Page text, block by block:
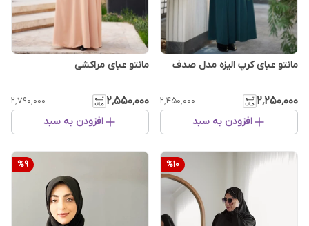
مانتو عبای کرپ الیزه مدل صدف
۲٬۲۵۰٬۰۰۰ ۲٬۴۵۰٬۰۰۰
افزودن به سبد
مانتو عبای مراکشی
۲٬۵۵۰٬۰۰۰ ۲٬۷۹۰٬۰۰۰
افزودن به سبد
%10
%9